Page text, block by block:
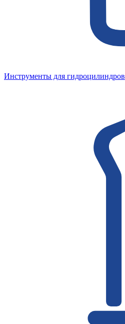
Инструменты для гидроцилиндров